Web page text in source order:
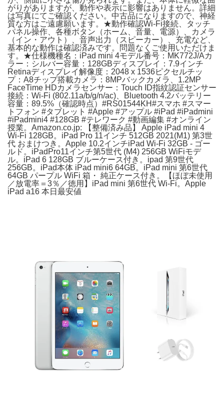
がりがありますが、動作や表示に影響はありません。詳細
は写真にてご確認ください。中古品になりますので、神経
質な方はご遠慮願います。★動作確認Wi-Fi接続、タッチ
パネル操作、各種ボタン（ホーム、音量、電源）、カメラ
（イン・アウト）、音声出力（スピーカー）、充電など、
基本的な動作は確認済みです。問題なくご使用いただけま
す。★仕様機種名：iPad mini 4モデル番号：MK772J/Aカ
ラー：シルバー容量：128GBディスプレイ：7.9インチ
Retinaディスプレイ解像度：2048 x 1536ピクセルチッ
プ：A8チップ搭載カメラ：8MPバックカメラ、1.2MP
FaceTime HDカメラセンサー：Touch ID指紋認証センサー
接続：Wi-Fi (802.11a/b/g/n/ac)、Bluetooth 4.2バッテリー
容量：89.5%（確認時点）#RS01544KH#スマホ #スマー
トフォン #タブレット #Apple #アップル #iPad #iPadmini
#iPadmini4 #128GB #テレワーク #動画編集 #オンライン
授業。Amazon.co.jp: 【整備済み品】 Apple iPad mini 4
Wi-Fi 128GB。iPad Pro 11インチ 512GB 2021(M1) 第3世
代 おまけつき。Apple 10.2インチiPad Wi-Fi 32GB - ゴー
ルド。iPadPro11インチ第5世代 (M4) 256GB WiFiモデ
ル。iPad 6 128GB ブルーケース付き。ipad 第9世代
256GB。iPad本体 iPad mini6 64GB。iPad mini 第6世代
64GB パープル WiFi 箱・ 純正ケース付き。【ほぼ未使用
／放電率＝3％／徳用】iPad mini 第6世代 Wi-Fi。Apple
iPad a16 本日最安値